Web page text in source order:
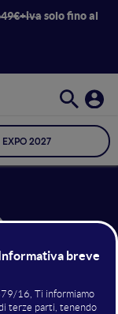
solo fino al
EXPO 2027